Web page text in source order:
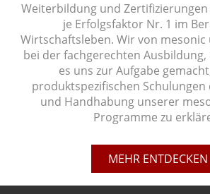
Weiterbildung und
je Erfolgsfaktor Nr. 1 im
Wirtschaftsleben. Wir von mesonic
bei der fachgerechten
es uns zur Aufgabe
produktspezifischen Schulungen
und Handhabung unserer
Programme zu
MEHR ENTDECKEN